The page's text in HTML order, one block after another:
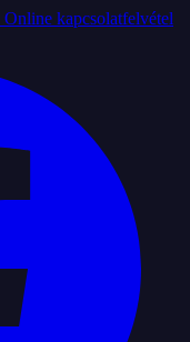
Online kapcsolatfelvétel